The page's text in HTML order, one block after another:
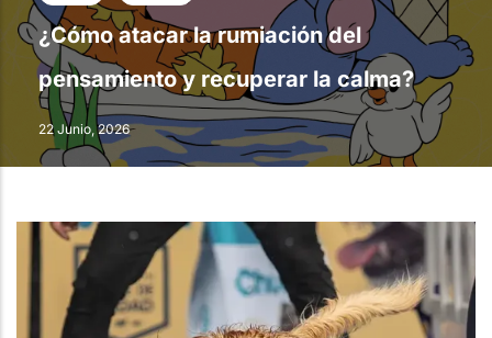
¿Cómo atacar la rumiación del
pensamiento y recuperar la calma?
22 Junio, 2026